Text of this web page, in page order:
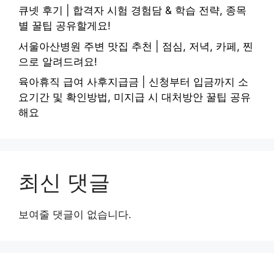
큐넷 후기 | 합격자 시험 경험담 & 학습 전략, 종목
별 꿀팁 공유할게요!
서울아산병원 주변 맛집 추천 | 점심, 저녁, 카페, 찐
으로 알려드려요!
육아휴직 급여 사후지급금 | 신청부터 입금까지 소
요기간 및 확인방법, 미지급 시 대처방안 꿀팁 공유
해요
최신 댓글
보여줄 댓글이 없습니다.